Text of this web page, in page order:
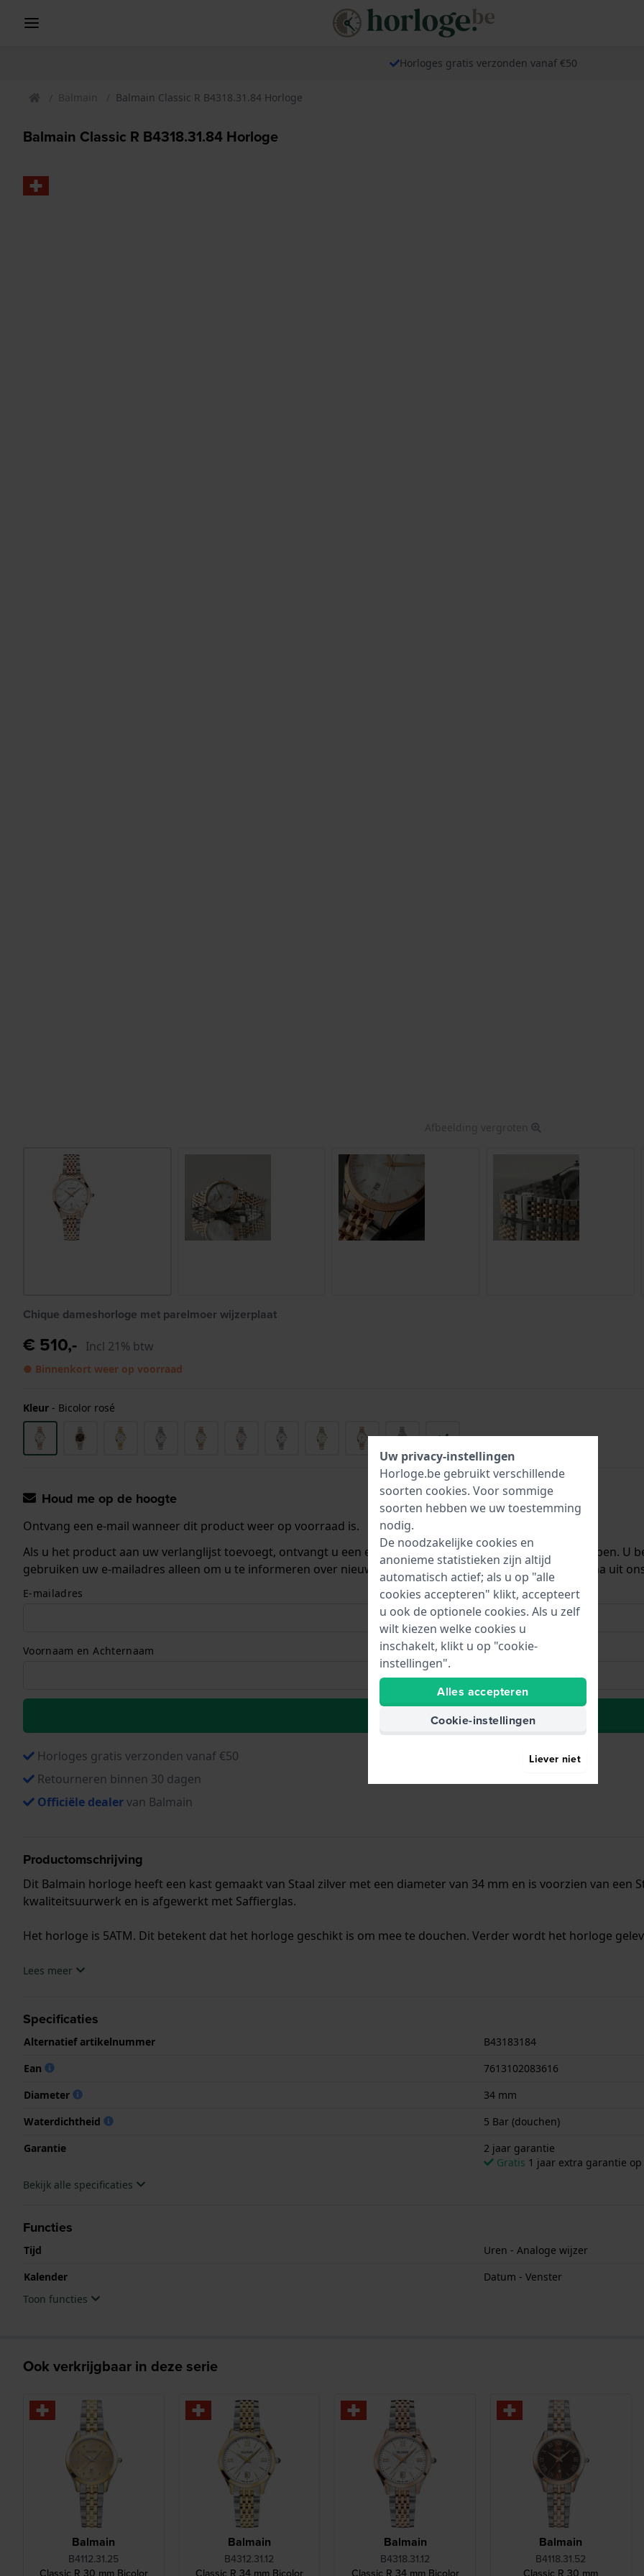
Horloges gratis verzonden vanaf €50
Balmain Balmain Classic R B4318.31.84 Horloge
Balmain Classic R B4318.31.84 Horloge
Afbeelding vergroten
Chique dameshorloge met parelmoer wijzerplaat
€ 510,- Incl 21% btw
● Binnenkort weer op voorraad
Kleur - Bicolor rosé
+4
Houd me op de hoogte
Ontvang een e-mail wanneer dit product weer op voorraad is.
Als u het product aan uw verlanglijst toevoegt, ontvangt u een e-mail zodra we het weer op voorraad hebben. U
gebruiken uw e-mailadres alleen om u te informeren over nieuwe voorraad. Het wordt onmiddellijk daarna uit
E-mailadres
Voornaam en Achternaam
Naar wenslijst
Horloges gratis verzonden vanaf €50
Retourneren binnen 30 dagen
Officiële dealervan Balmain
Productomschrijving
Dit Balmain horloge heeft een kast gemaakt van Staal zilver met een diameter van 34 mm en is voorzien van een
kwaliteitsuurwerk en is afgewerkt met Saffierglas.
Het horloge is 5ATM. Dit betekent dat het horloge geschikt is om mee te douchen. Verder wordt het horloge
.Lees meer
Specificaties
Alternatief artikelnummer
B43183184
Ean
7613102083616
Diameter
34 mm
Waterdichtheid
5 Bar (douchen)
Garantie
2 jaar garantie
Gratis 1 jaar extra garantie
Bekijk alle specificaties
Functies
Tijd
Uren - Analoge wijzer
Kalender
Datum - Venster
Toon functies
Ook verkrijgbaar in deze serie
Balmain
B4112.31.25
Balmain
B4312.31.12
Balmain
B4318.31.12
Balmain
B4118.31.52
Uw privacy-instellingen
Horloge.be gebruikt verschillende
soorten cookies. Voor sommige
soorten hebben we uw toestemming
nodig.
De noodzakelijke cookies en
anonieme statistieken zijn altijd
automatisch actief; als u op "alle
cookies accepteren" klikt, accepteert
u ook de optionele cookies. Als u zelf
wilt kiezen welke cookies u
inschakelt, klikt u op "cookie-
instellingen".
Alles accepteren
Cookie-instellingen
Liever niet